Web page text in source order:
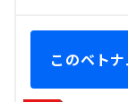
このベト